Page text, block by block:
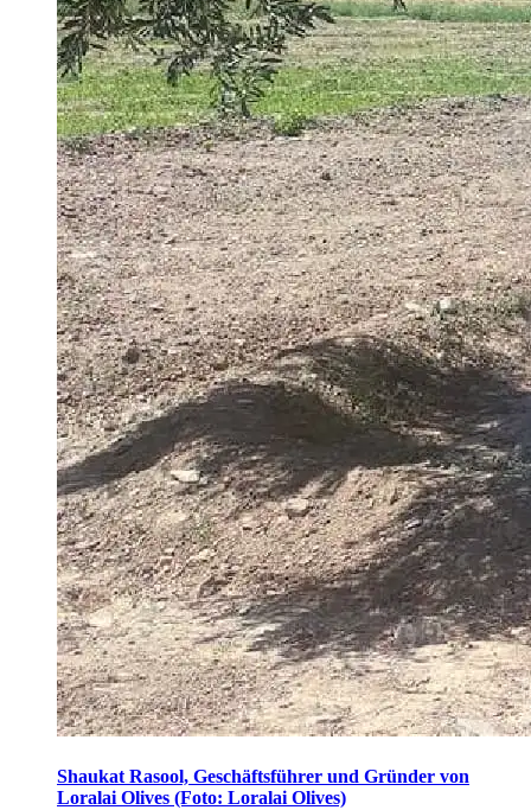
Shaukat Rasool, Geschäftsführer und Gründer von
Loralai Olives (Foto: Loralai Olives)